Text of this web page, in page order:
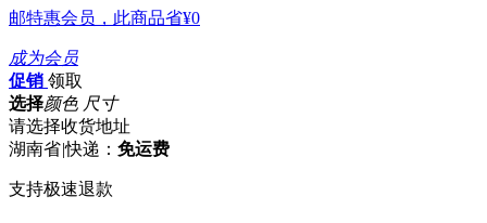
邮特惠会员，此商品省¥0
成为会员
促销 领取
选择颜色 尺寸
请选择收货地址
湖南省|快递： 免运费
支持极速退款